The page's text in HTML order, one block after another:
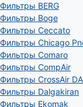
Фильтры BERG
Фильтры Boge
Фильтры Ceccato
Фильтры Chicago
Фильтры Comaro
Фильтры CompAir
Фильтры CrossAir
Фильтры Dalgakiran
Фильтры Ekomak